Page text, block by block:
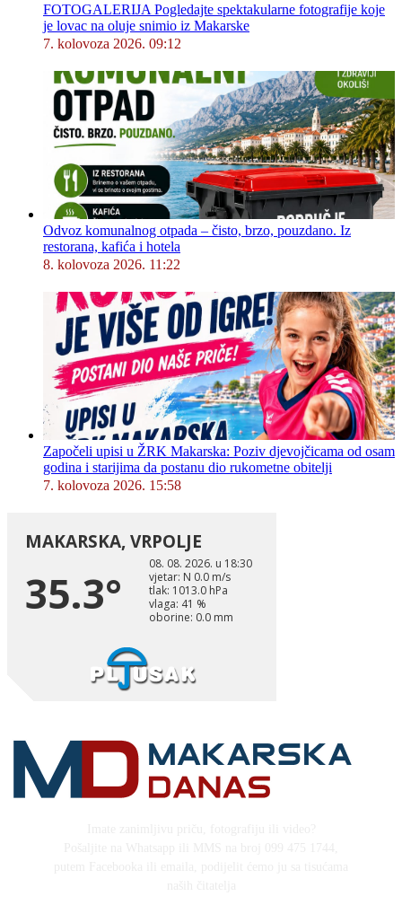
FOTOGALERIJA Pogledajte spektakularne fotografije koje
je lovac na oluje snimio iz Makarske
7. kolovoza 2026. 09:12
Odvoz komunalnog otpada – čisto, brzo, pouzdano. Iz
restorana, kafića i hotela
8. kolovoza 2026. 11:22
Započeli upisi u ŽRK Makarska: Poziv djevojčicama od osam
godina i starijima da postanu dio rukometne obitelji
7. kolovoza 2026. 15:58